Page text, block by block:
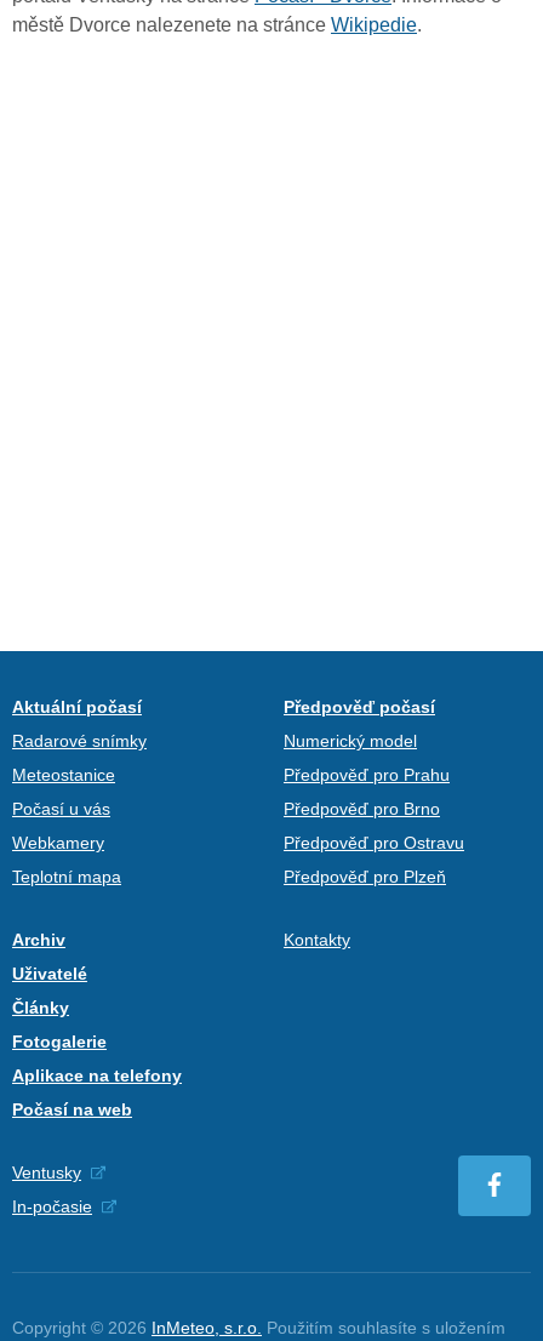
městě Dvorce nalezenete na stránce Wikipedie.
Aktuální počasí
Radarové snímky
Meteostanice
Počasí u vás
Webkamery
Teplotní mapa
Předpověď počasí
Numerický model
Předpověď pro Prahu
Předpověď pro Brno
Předpověď pro Ostravu
Předpověď pro Plzeň
Archiv
Uživatelé
Články
Fotogalerie
Aplikace na telefony
Počasí na web
Kontakty
Ventusky
In-počasie
Copyright © 2026 InMeteo, s.r.o. Použitím souhlasíte s uložením